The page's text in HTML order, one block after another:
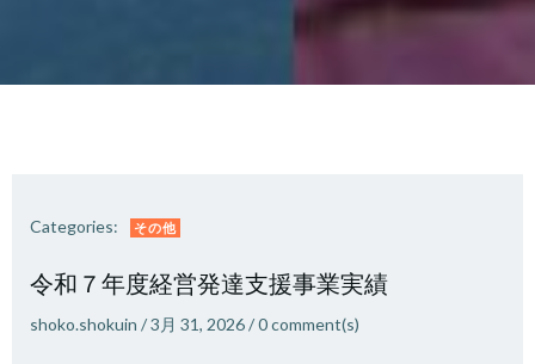
Categories: その他
令和７年度経営発達支援事業実績
shoko.shokuin /3月 31, 2026/0comment(s)